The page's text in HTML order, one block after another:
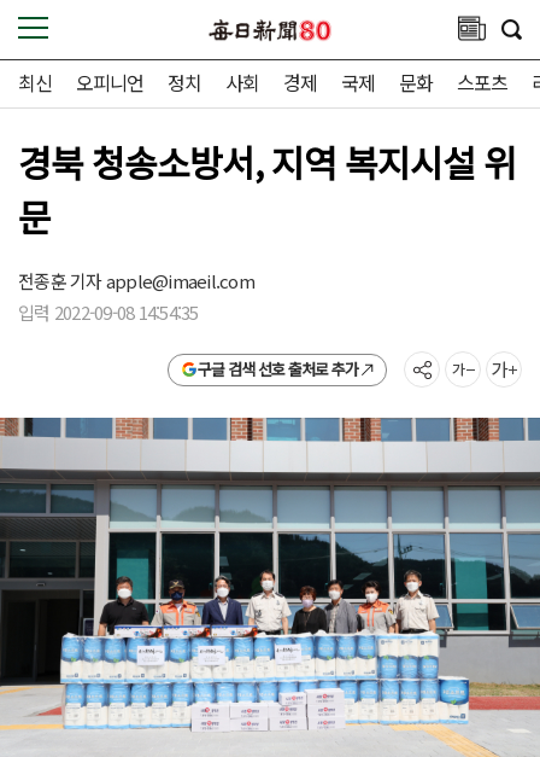
최신 오피니언 정치 사회 경제 국제 문화 스포츠
경북 청송소방서, 지역 복지시설 위
문
전종훈 기자apple@imaeil.com
입력 2022-09-08 14:54:35
구글 검색 선호 출처로 추가